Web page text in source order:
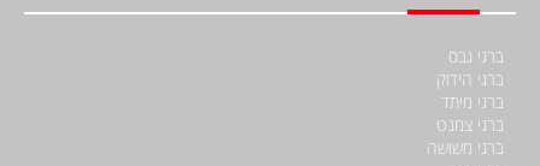
ברגי גבס
ברגי הידוק
ברגי מיתד
ברגי צמנט
ברגי משושה